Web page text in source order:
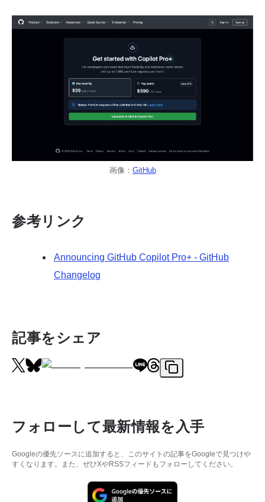
画像： GitHub
参考リンク
Announcing GitHub Copilot Pro+ - GitHub
Changelog
記事をシェア
フォローして最新情報を入手
Googleの優先ソースに追加すると、このサイトの記事をGoogleで見つけや
すくなります。また、ぜひXやRSSフィードもフォローしてください。